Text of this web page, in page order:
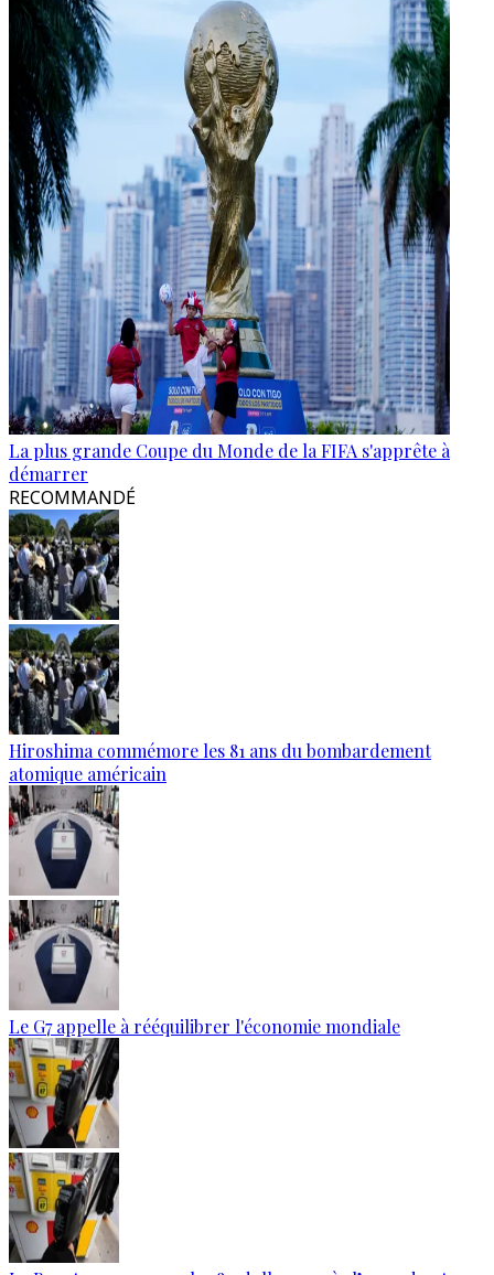
La plus grande Coupe du Monde de la FIFA s'apprête à
démarrer
RECOMMANDÉ
Hiroshima commémore les 81 ans du bombardement
atomique américain
Le G7 appelle à rééquilibrer l'économie mondiale